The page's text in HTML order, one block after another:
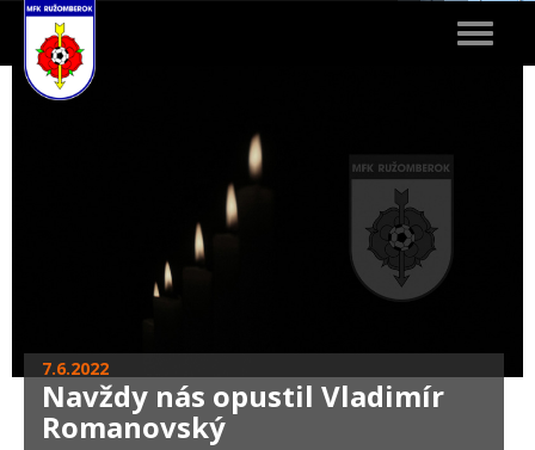
Toggle
7.6.2022
Navždy nás opustil Vladimír
Romanovský